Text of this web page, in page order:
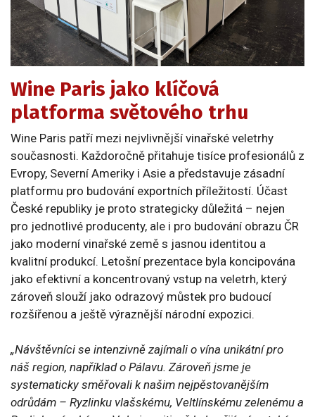
Wine Paris jako klíčová
platforma světového trhu
Wine Paris patří mezi nejvlivnější vinařské veletrhy
současnosti. Každoročně přitahuje tisíce profesionálů z
Evropy, Severní Ameriky i Asie a představuje zásadní
platformu pro budování exportních příležitostí. Účast
České republiky je proto strategicky důležitá – nejen
pro jednotlivé producenty, ale i pro budování obrazu ČR
jako moderní vinařské země s jasnou identitou a
kvalitní produkcí. Letošní prezentace byla koncipována
jako efektivní a koncentrovaný vstup na veletrh, který
zároveň slouží jako odrazový můstek pro budoucí
rozšířenou a ještě výraznější národní expozici.
„Návštěvníci se intenzivně zajímali o vína unikátní pro
náš region, například o Pálavu. Zároveň jsme je
systematicky směřovali k našim nejpěstovanějším
odrůdám – Ryzlinku vlašskému, Veltlínskému zelenému a